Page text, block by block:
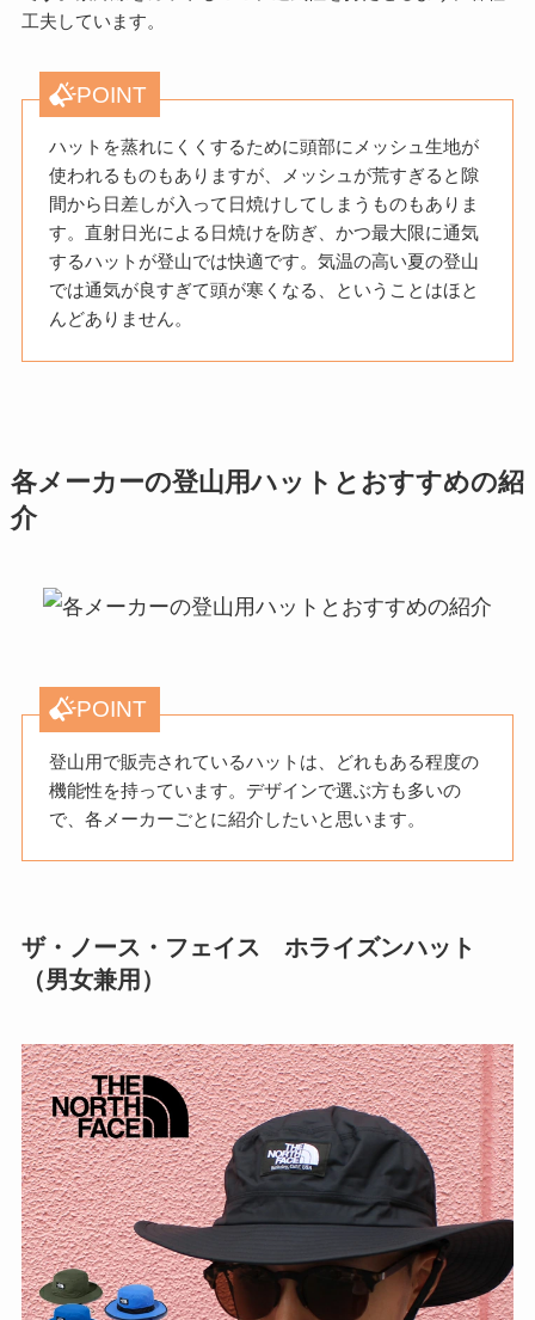
工夫しています。
POINT
ハットを蒸れにくくするために頭部にメッシュ生地が
使われるものもありますが、メッシュが荒すぎると隙
間から日差しが入って日焼けしてしまうものもありま
す。直射日光による日焼けを防ぎ、かつ最大限に通気
するハットが登山では快適です。気温の高い夏の登山
では通気が良すぎて頭が寒くなる、ということはほと
んどありません。
各メーカーの登山用ハットとおすすめの紹
介
POINT
登山用で販売されているハットは、どれもある程度の
機能性を持っています。デザインで選ぶ方も多いの
で、各メーカーごとに紹介したいと思います。
ザ・ノース・フェイス ホライズンハット
（男女兼用）